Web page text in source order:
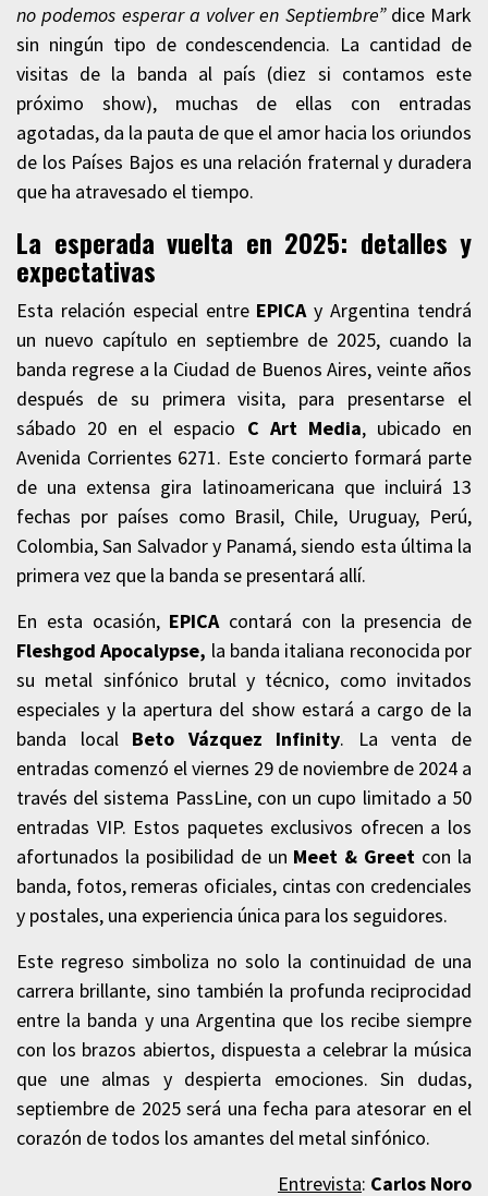
no podemos esperar a volver en Septiembre” dice Mark
sin ningún tipo de condescendencia. La cantidad de
visitas de la banda al país (diez si contamos este
próximo show), muchas de ellas con entradas
agotadas, da la pauta de que el amor hacia los oriundos
de los Países Bajos es una relación fraternal y duradera
que ha atravesado el tiempo.
La esperada vuelta en 2025: detalles y
expectativas
Esta relación especial entre EPICA y Argentina tendrá
un nuevo capítulo en septiembre de 2025, cuando la
banda regrese a la Ciudad de Buenos Aires, veinte años
después de su primera visita, para presentarse el
sábado 20 en el espacio C Art Media, ubicado en
Avenida Corrientes 6271. Este concierto formará parte
de una extensa gira latinoamericana que incluirá 13
fechas por países como Brasil, Chile, Uruguay, Perú,
Colombia, San Salvador y Panamá, siendo esta última la
primera vez que la banda se presentará allí.
En esta ocasión,EPICA contará con la presencia de
Fleshgod Apocalypse, la banda italiana reconocida por
su metal sinfónico brutal y técnico, como invitados
especiales y la apertura del show estará a cargo de la
banda local Beto Vázquez Infinity. La venta de
entradas comenzó el viernes 29 de noviembre de 2024 a
través del sistema PassLine, con un cupo limitado a 50
entradas VIP. Estos paquetes exclusivos ofrecen a los
afortunados la posibilidad de un Meet & Greet con la
banda, fotos, remeras oficiales, cintas con credenciales
y postales, una experiencia única para los seguidores.
Este regreso simboliza no solo la continuidad de una
carrera brillante, sino también la profunda reciprocidad
entre la banda y una Argentina que los recibe siempre
con los brazos abiertos, dispuesta a celebrar la música
que une almas y despierta emociones. Sin dudas,
septiembre de 2025 será una fecha para atesorar en el
corazón de todos los amantes del metal sinfónico.
Entrevista: Carlos Noro